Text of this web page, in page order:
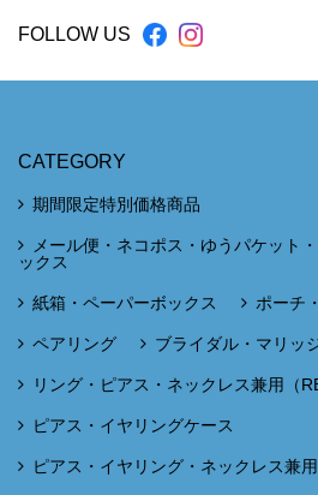
FOLLOW US
CATEGORY
期間限定特別価格商品
メール便・ネコポス・ゆうパケット
ックス
紙箱・ペーパーボックス ポーチ
ペアリング ブライダル・マリッ
リング・ピアス・ネックレス兼用（
ピアス・イヤリングケース
ピアス・イヤリング・ネックレス兼